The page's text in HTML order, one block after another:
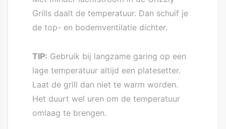
Grills daalt de temperatuur. Dan schuif je
de top- en bodemventilatie dichter.
TIP: Gebruik bij langzame garing op een
lage temperatuur altijd een platesetter.
Laat de grill dan niet te warm worden.
Het duurt wel uren om de temperatuur
omlaag te brengen.